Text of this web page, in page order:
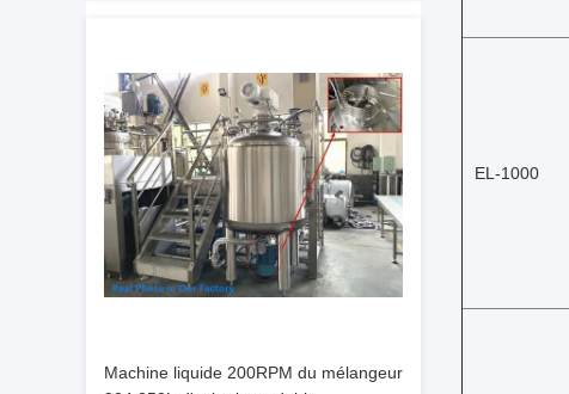
Machine liquide 200RPM du mélangeur
EL-1000